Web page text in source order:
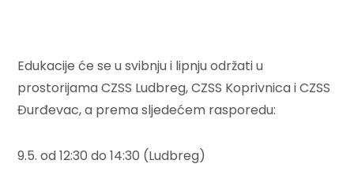
Edukacije će se u svibnju i lipnju održati u
prostorijama CZSS Ludbreg, CZSS Koprivnica i CZSS
Đurđevac, a prema sljedećem rasporedu:
9.5. od 12:30 do 14:30 (Ludbreg)